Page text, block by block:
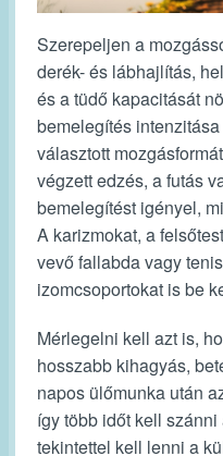
Szerepeljen a
derék- és lábhajlítás,
és a tüdő kapacitását
bemelegítés
választott
végzett edzés, a futás
bemelegítést igényel,
A karizmokat, a
vevő fallabda vagy
izomcsoportokat is be
Mérlegelni kell azt is,
hosszabb kihagyás,
napos ülőmunka után
így több időt kell
tekintettel kell lenni a